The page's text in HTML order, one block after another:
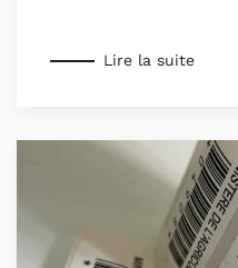
Lire la suite